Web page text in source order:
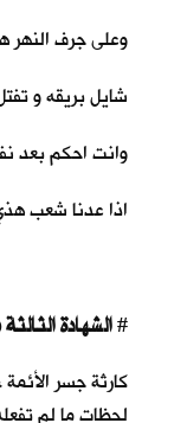
وعلى جرف النهر
شايل بريقه و
وانت احكم بعد
اذا عدنا شعب
# الشهادة
كارثة جسر
لحظات ما لم